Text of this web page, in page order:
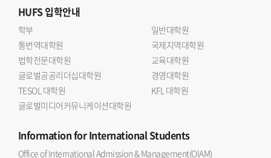
HUFS입학안내
학부
일반대학원
통번역대학원
국제지역대학원
법학전문대학원
교육대학원
글로벌공공리더십대학원
경영대학원
TESOL 대학원
KFL 대학원
글로벌미디어커뮤니케이션대학원
Informationfor International Students
Office of International Admission & Management(OIAM)